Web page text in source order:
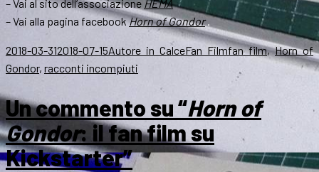
– Vai al sito dell’associazioneHEMA
– Vai alla pagina facebookHorn of Gondor .
Scritto
il
2018-03-312018-07-15Autore
Autore in CalceCategorie
Fan FilmTag
fan film,Horn of
Gondor, racconti incompiuti
Un commento su “Horn of
Gondor: il fan film su
Kickstarter”